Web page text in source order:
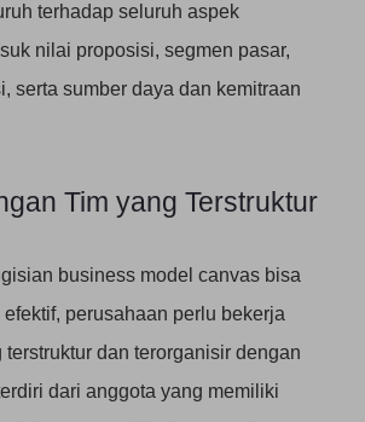
terhadap seluruh aspek
nilai proposisi, segmen pasar,
serta sumber daya dan kemitraan
Tim yang Terstruktur
business model canvas bisa
perusahaan perlu bekerja
dan terorganisir dengan
dari anggota yang memiliki